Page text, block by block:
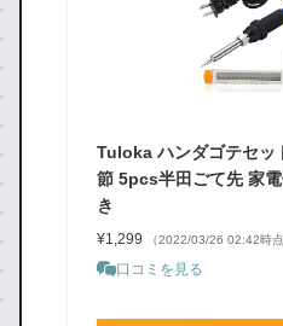
Tuloka ハンダゴテセッ
節 5pcs半田ごて先 家
き
¥1,299 （2022/03/26 02:42時
口コミを見る